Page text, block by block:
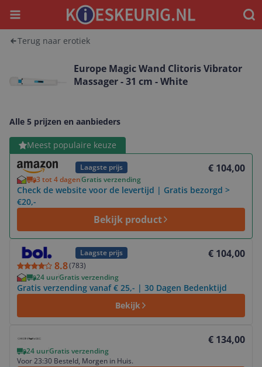
Menu
Terug naar erotiek
Europe Magic Wand Clitoris Vibrator
Massager - 31 cm - White
Alle 5 prijzen en aanbieders
Meest populaire keuze
Laagste prijs € 104,00
3 tot 4 dagenGratis verzending
Check de website voor de levertijd | Gratis bezorgd >
€20,-
Bekijk product
Bekijk product
Laagste prijs
8.8(783)
€ 104,00
24 uurGratis verzending
Gratis verzending vanaf € 25,- | 30 Dagen Bedenktijd
Bekijk
Bekijk product
€ 134,00
24 uurGratis verzending
Voor 23:30 Besteld, Morgen in Huis.